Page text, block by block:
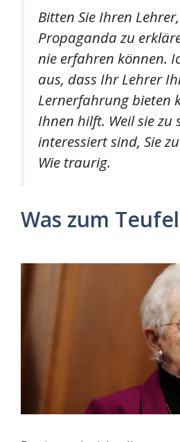
Bitten Sie Ihren
Propaganda zu
nie erfahren können.
aus, dass Ihr Lehrer
Lernerfahrung bieten
Ihnen hilft. Weil sie zu
interessiert sind, Sie
Wie traurig.
Was zum Teufel